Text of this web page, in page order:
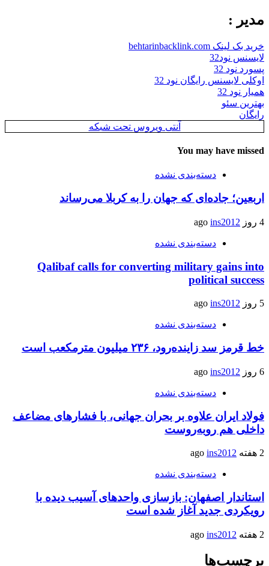
مدیر :
خرید بک لینک behtarinbacklink.com
لایسنس نود32
پسورد نود 32
اوکلی لایسنس رایگان نود 32
همیار نود 32
بهترین سئو
رایگان
آنتی ویروس تحت شبکه
You may have missed
دسته‌بندی نشده
اربعین؛ جاده‌ای که جهان را به کربلا می‌رساند
4 روز ago ins2012
دسته‌بندی نشده
Qalibaf calls for converting military gains into
political success
5 روز ago ins2012
دسته‌بندی نشده
خط قرمز سد زاینده‌رود، ۲۳۶ میلیون مترمکعب است
6 روز ago ins2012
دسته‌بندی نشده
فولاد ایران علاوه بر بحران جهانی، با فشارهای مضاعف
داخلی هم روبه‌روست
2 هفته ago ins2012
دسته‌بندی نشده
استاندار اصفهان: بازسازی واحدهای آسیب دیده با
رویکردی جدید آغاز شده است
2 هفته ago ins2012
برچسب‌ها